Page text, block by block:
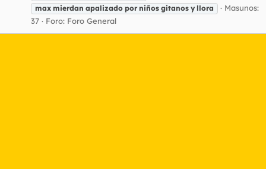
max mierdan apalizado por niños gitanos y llora
Masunos:
37
Foro: Foro General